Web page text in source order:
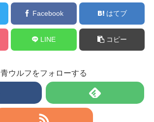
Facebook はてブ
LINE コピー
青ウルフをフォローする